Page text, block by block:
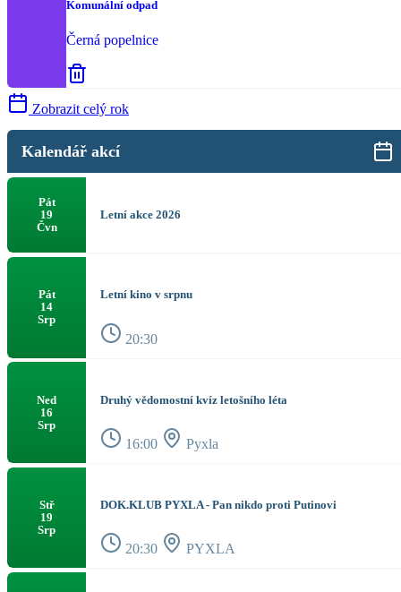
Komunální odpad
Černá popelnice
Zobrazit celý rok
Kalendář akcí
Pát
19
Čvn
Letní akce 2026
Pát
14
Srp
Letní kino v srpnu
20:30
Ned
16
Srp
Druhý vědomostní kvíz letošního léta
16:00 Pyxla
Stř
19
Srp
DOK.KLUB PYXLA - Pan nikdo proti Putinovi
20:30 PYXLA